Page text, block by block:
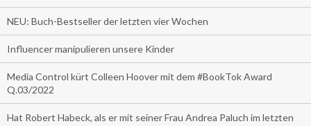
NEU: Buch-Bestseller der letzten vier Wochen
Influencer manipulieren unsere Kinder
Media Control kürt Colleen Hoover mit dem #BookTok Award
Q.03/2022
Hat Robert Habeck, als er mit seiner Frau Andrea Paluch im letzten